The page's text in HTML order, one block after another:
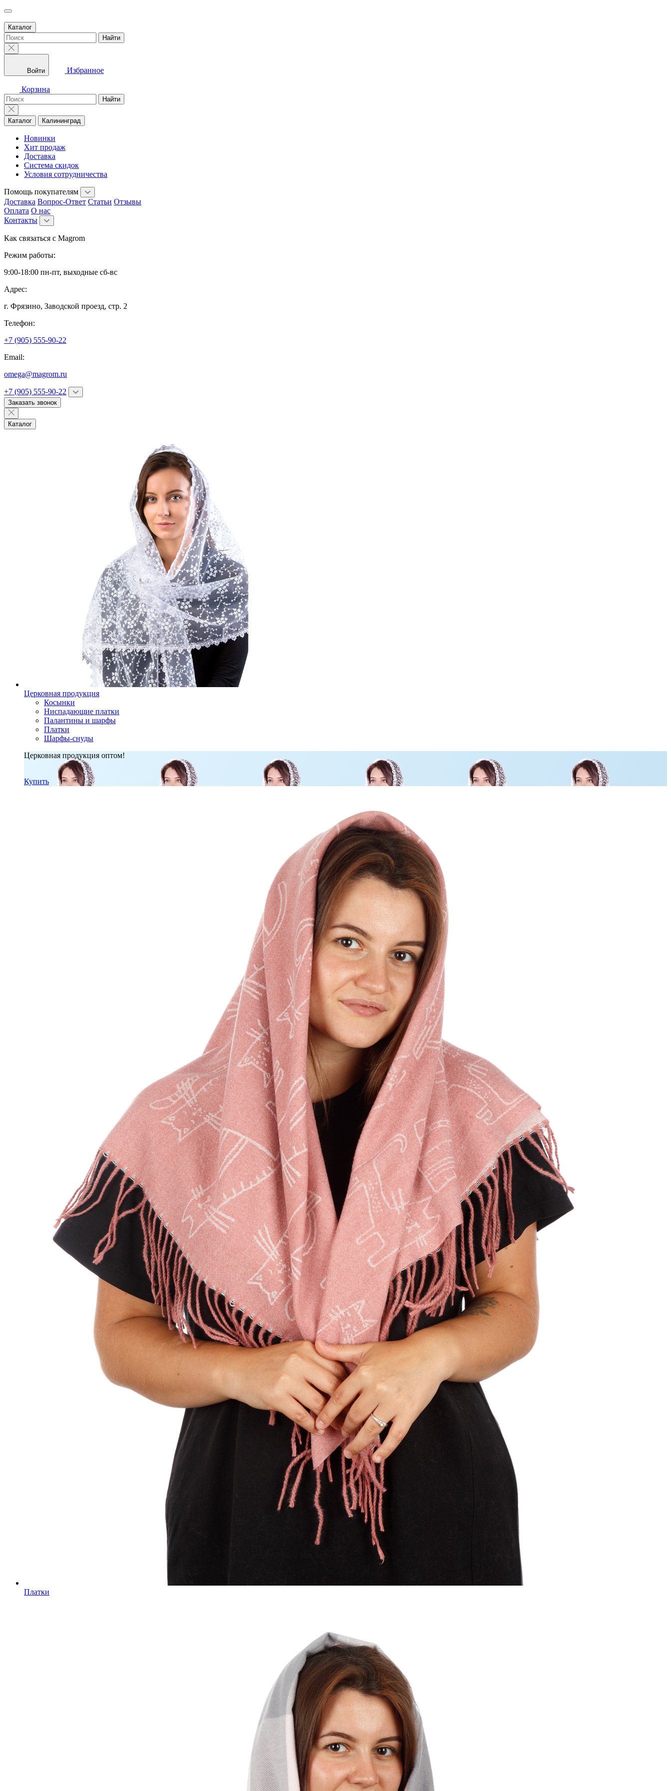
Каталог
Найти
Войти Избранное
Корзина
Найти
Каталог Калининград
Новинки
Хит продаж
Доставка
Система скидок
Условия сотрудничества
Помощь покупателям
Доставка Вопрос-Ответ Статьи Отзывы
Оплата О нас
Контакты
Как связаться с Magrom
Режим работы:
9:00-18:00 пн-пт, выходные сб-вс
Адрес:
г. Фрязино, Заводской проезд, стр. 2
Телефон:
+7 (905) 555-90-22
Email:
omega@magrom.ru
+7 (905) 555-90-22
Заказать звонок
Каталог
Церковная продукция
Косынки
Ниспадающие платки
Палантины и шарфы
Платки
Шарфы-снуды
Церковная продукция оптом!
Купить
Платки